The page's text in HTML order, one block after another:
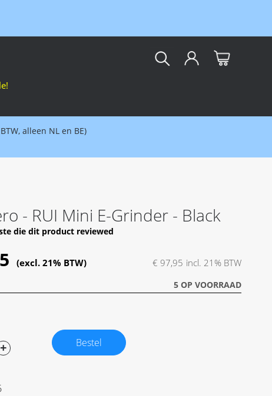
alleen NL en BE)
- RUI Mini E-Grinder - Black
die dit product reviewed
€ 97,95
5 OP VOORRAAD
+ Bestel